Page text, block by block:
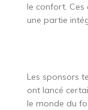
le confort. Ces
une partie
Les sponsors
ont lancé
le monde du